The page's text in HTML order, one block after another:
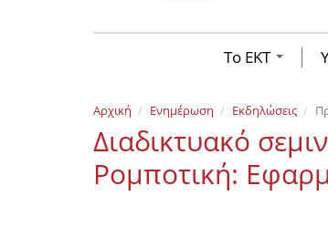
Το ΕΚΤ
Αρχική Ενημέρωση Εκδηλώσεις
Διαδικτυακό
Ρομποτική: